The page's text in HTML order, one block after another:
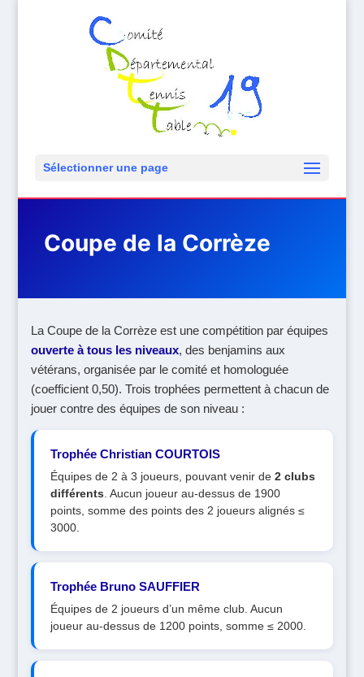
Sélectionner une page
Coupe de la Corrèze
La Coupe de la Corrèze est une compétition par équipes
ouverte à tous les niveaux, des benjamins aux
vétérans, organisée par le comité et homologuée
(coefficient 0,50). Trois trophées permettent à chacun de
jouer contre des équipes de son niveau :
Trophée Christian COURTOIS
Équipes de 2 à 3 joueurs, pouvant venir de2 clubs
différents. Aucun joueur au-dessus de 1900
points, somme des points des 2 joueurs alignés ≤
3000.
Trophée Bruno SAUFFIER
Équipes de 2 joueurs d’un même club. Aucun
joueur au-dessus de 1200 points, somme ≤ 2000.